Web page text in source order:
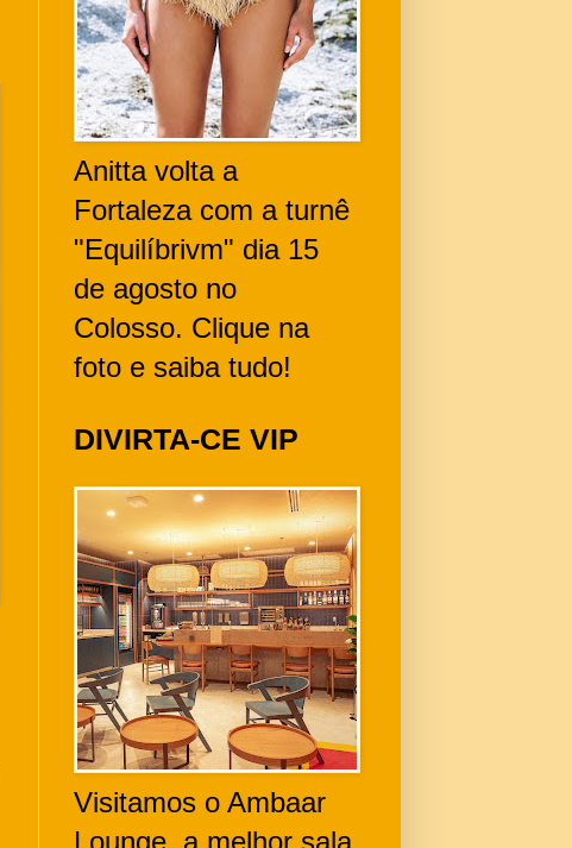
Anitta volta a
Fortaleza com a turnê
"Equilíbrivm" dia 15
de agosto no
Colosso. Clique na
foto e saiba tudo!
DIVIRTA-CE VIP
Visitamos o Ambaar
Lounge, a melhor sala